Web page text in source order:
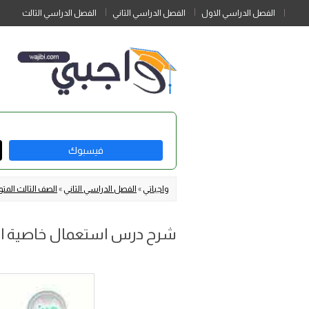
الفصل الدراسي الاول الفصل الدراسي الثاني الفصل الدراسي الثالث
فيسبوك
واجباتي » الفصل الدراسي الثاني » الصف الثالث
شرح درس استعمال خاصية